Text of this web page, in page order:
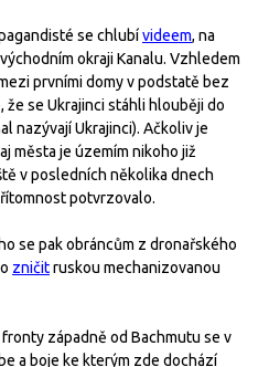
se chlubívideem, na
okraji Kanalu. Vzhledem
prvními domy v podstatě bez
že se Ukrajinci stáhli hlouběji do
nazývají Ukrajinci). Ačkoliv je
města je územím nikoho již
v posledních několika dnech
potvrzovalo.
se pak obráncům z dronařského
zničitruskou mechanizovanou
západně od Bachmutu se v
a boje ke kterým zde dochází